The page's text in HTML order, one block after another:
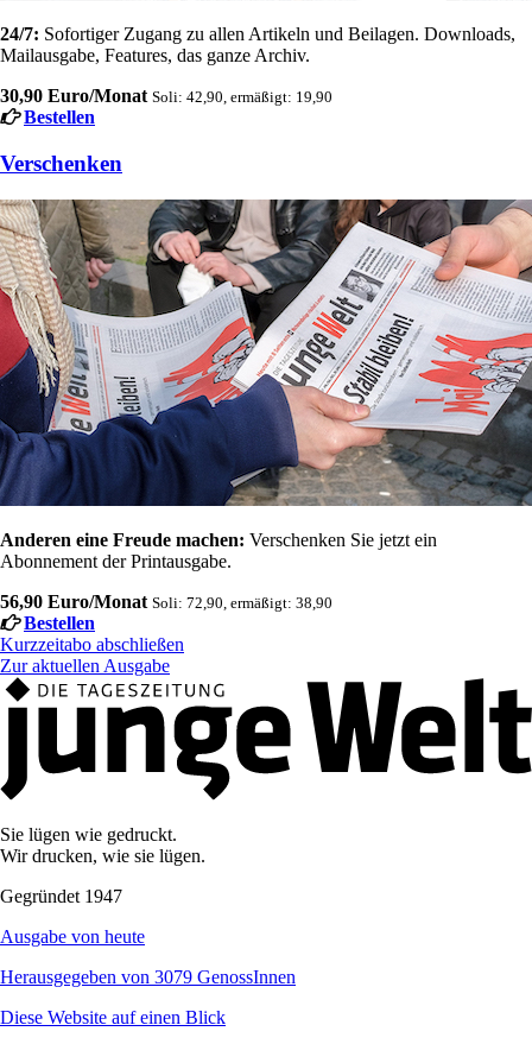
24/7: Sofortiger Zugang zu allen Artikeln und Beilagen. Downloads,
Mailausgabe, Features, das ganze Archiv.
30,90 Euro/Monat Soli: 42,90, ermäßigt: 19,90
Bestellen
Verschenken
Anderen eine Freude machen: Verschenken Sie jetzt ein
Abonnement der Printausgabe.
56,90 Euro/Monat Soli: 72,90, ermäßigt: 38,90
Bestellen
Kurzzeitabo abschließen
Zur aktuellen Ausgabe
Sie lügen wie gedruckt.
Wir drucken, wie sie lügen.
Gegründet 1947
Ausgabe von heute
Herausgegeben von 3079 GenossInnen
Diese Website auf einen Blick